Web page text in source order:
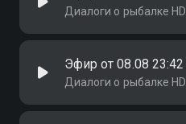
Диалоги о рыбалке HD
Эфир от 08.08 23:42
Диалоги о рыбалке HD